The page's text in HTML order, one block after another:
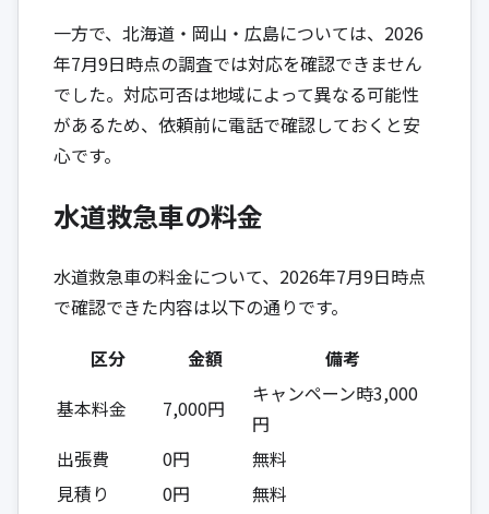
一方で、北海道・岡山・広島については、2026
年7月9日時点の調査では対応を確認できません
でした。対応可否は地域によって異なる可能性
があるため、依頼前に電話で確認しておくと安
心です。
水道救急車の料金
水道救急車の料金について、2026年7月9日時点
で確認できた内容は以下の通りです。
区分
金額
備考
基本料金
7,000円
キャンペーン時3,000
円
出張費
0円
無料
見積り
0円
無料